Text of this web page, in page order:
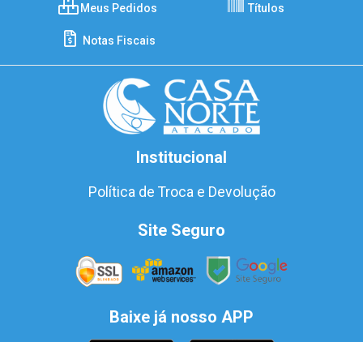
Meus Pedidos Títulos
Notas Fiscais
Institucional
Política de Troca e Devolução
Site Seguro
Baixe já nosso APP